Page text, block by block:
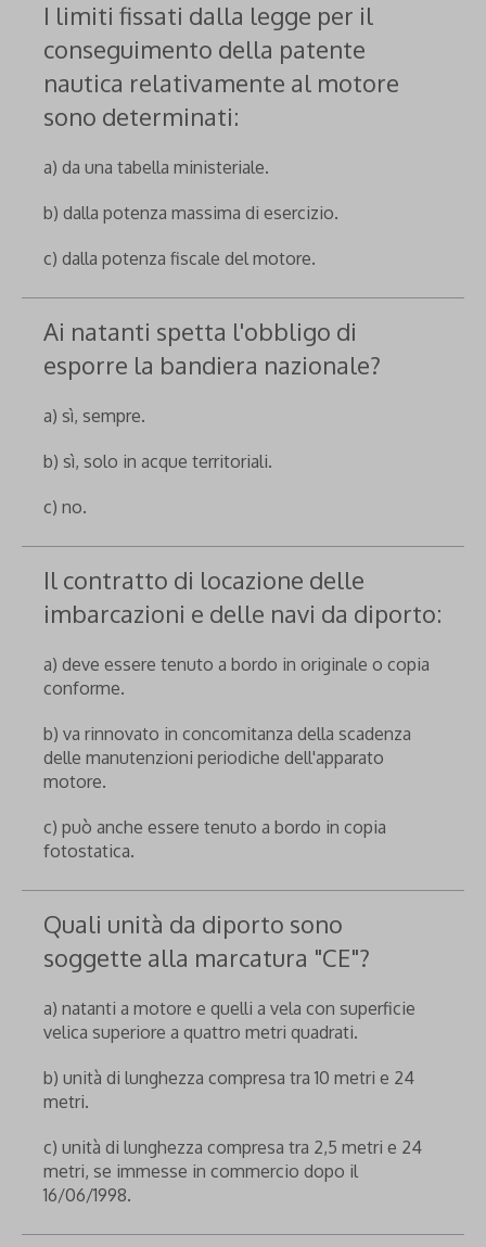
I limiti fissati dalla legge per il
conseguimento della patente
nautica relativamente al motore
sono determinati:
a) da una tabella ministeriale.
b) dalla potenza massima di esercizio.
c) dalla potenza fiscale del motore.
Ai natanti spetta l'obbligo di
esporre la bandiera nazionale?
a) sì, sempre.
b) sì, solo in acque territoriali.
c) no.
Il contratto di locazione delle
imbarcazioni e delle navi da diporto:
a) deve essere tenuto a bordo in originale o copia
conforme.
b) va rinnovato in concomitanza della scadenza
delle manutenzioni periodiche dell'apparato
motore.
c) può anche essere tenuto a bordo in copia
fotostatica.
Quali unità da diporto sono
soggette alla marcatura "CE"?
a) natanti a motore e quelli a vela con superficie
velica superiore a quattro metri quadrati.
b) unità di lunghezza compresa tra 10 metri e 24
metri.
c) unità di lunghezza compresa tra 2,5 metri e 24
metri, se immesse in commercio dopo il
16/06/1998.